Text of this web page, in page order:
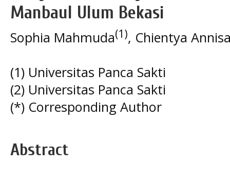
Manbaul Ulum Bekasi
Sophia Mahmuda(1), Chientya
(1) Universitas Panca Sakti
(2) Universitas Panca Sakti
(*) Corresponding Author
Abstract